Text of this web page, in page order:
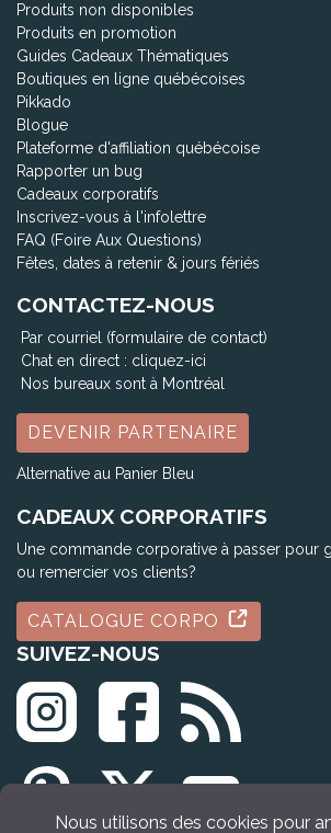
Produits non disponibles
Produits en promotion
Guides Cadeaux Thématiques
Boutiques en ligne québécoises
Pikkado
Blogue
Plateforme d'affiliation québécoise
Rapporter un bug
Cadeaux corporatifs
Inscrivez-vous à l'infolettre
FAQ (Foire Aux Questions)
Fêtes, dates à retenir & jours fériés
CONTACTEZ-NOUS
Par courriel (formulaire de contact)
Chat en direct : cliquez-ici
Nos bureaux sont à Montréal
DEVENIR PARTENAIRE
Alternative au Panier Bleu
CADEAUX CORPORATIFS
Une commande corporative à passer pour
ou remercier vos clients?
CATALOGUE CORPO
SUIVEZ-NOUS